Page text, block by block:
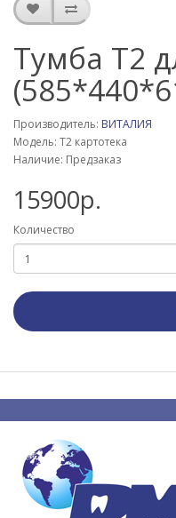
Тумба Т2
Производитель: ВИТАЛИЯ
Модель: Т2 картотека
Наличие: Предзаказ
15900р.
Количество